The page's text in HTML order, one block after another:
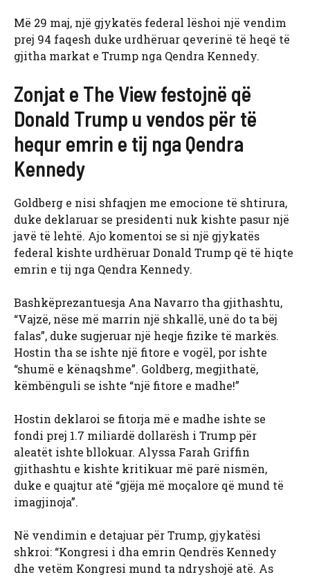
Më 29 maj, një gjykatës federal lëshoi ​​një vendim
prej 94 faqesh duke urdhëruar qeverinë të heqë të
gjitha markat e Trump nga Qendra Kennedy.
Zonjat e The View festojnë që
Donald Trump u vendos për të
hequr emrin e tij nga Qendra
Kennedy
Goldberg e nisi shfaqjen me emocione të shtirura,
duke deklaruar se presidenti nuk kishte pasur një
javë të lehtë. Ajo komentoi se si një gjykatës
federal kishte urdhëruar Donald Trump që të hiqte
emrin e tij nga Qendra Kennedy.
Bashkëprezantuesja Ana Navarro tha gjithashtu,
“Vajzë, nëse më marrin një shkallë, unë do ta bëj
falas”, duke sugjeruar një heqje fizike të markës.
Hostin tha se ishte një fitore e vogël, por ishte
“shumë e kënaqshme”. Goldberg, megjithatë,
këmbënguli se ishte “një fitore e madhe!”
Hostin deklaroi se fitorja më e madhe ishte se
fondi prej 1.7 miliardë dollarësh i Trump për
aleatët ishte bllokuar. Alyssa Farah Griffin
gjithashtu e kishte kritikuar më parë nismën,
duke e quajtur atë “gjëja më moçalore që mund të
imagjinoja”.
Në vendimin e detajuar për Trump, gjykatësi
shkroi: “Kongresi i dha emrin Qendrës Kennedy
dhe vetëm Kongresi mund ta ndryshojë atë. As